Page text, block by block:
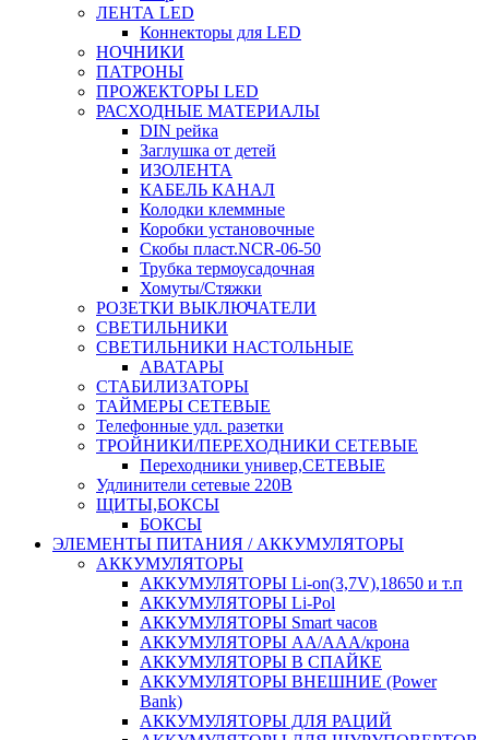
ЛЕНТА LED
Коннекторы для LED
НОЧНИКИ
ПАТРОНЫ
ПРОЖЕКТОРЫ LED
РАСХОДНЫЕ МАТЕРИАЛЫ
DIN рейка
Заглушка от детей
ИЗОЛЕНТА
КАБЕЛЬ КАНАЛ
Колодки клеммные
Коробки установочные
Скобы пласт.NCR-06-50
Трубка термоусадочная
Хомуты/Стяжки
РОЗЕТКИ ВЫКЛЮЧАТЕЛИ
СВЕТИЛЬНИКИ
СВЕТИЛЬНИКИ НАСТОЛЬНЫЕ
АВАТАРЫ
СТАБИЛИЗАТОРЫ
ТАЙМЕРЫ СЕТЕВЫЕ
Телефонные удл. разетки
ТРОЙНИКИ/ПЕРЕХОДНИКИ СЕТЕВЫЕ
Переходники универ,СЕТЕВЫЕ
Удлинители сетевые 220В
ЩИТЫ,БОКСЫ
БОКСЫ
ЭЛЕМЕНТЫ ПИТАНИЯ / АККУМУЛЯТОРЫ
АККУМУЛЯТОРЫ
АККУМУЛЯТОРЫ Li-on(3,7V),18650 и т.п
АККУМУЛЯТОРЫ Li-Pol
АККУМУЛЯТОРЫ Smart часов
АККУМУЛЯТОРЫ АА/ААА/крона
АККУМУЛЯТОРЫ В СПАЙКЕ
АККУМУЛЯТОРЫ ВНЕШНИЕ (Power
Bank)
АККУМУЛЯТОРЫ ДЛЯ РАЦИЙ